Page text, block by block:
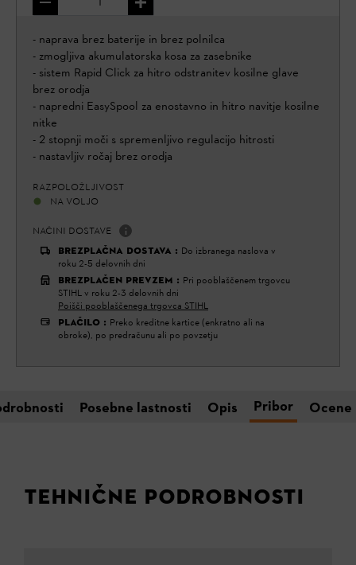
- naprava brez baterije in brez polnilca
- zmogljiva akumulatorska kosa za zasebnike
- sistem Rapid Click za hitro odstranitev kosilne glave
brez orodja
- napredni EasySpool za enostavno in hitro navitje kosilne
nitke
- 2 stopnji moči s spremenljivo regulacijo hitrosti
- nastavljiv ročaj brez orodja
RAZPOLOŽLJIVOST
NA VOLJO
NAČINI DOSTAVE
BREZPLAČNA DOSTAVA : Do izbranega naslova v
roku 2-5 delovnih dni
BREZPLAČEN PREVZEM : Pri pooblaščenem trgovcu
STIHL v roku 2-3 delovnih dni
Poišči pooblaščenega trgovca STIHL
PLAČILO : Preko kreditne kartice (enkratno ali na
obroke), po predračunu ali po povzetju
Posebne lastnosti Opis Pribor Ocene
TEHNIČNE PODROBNOSTI